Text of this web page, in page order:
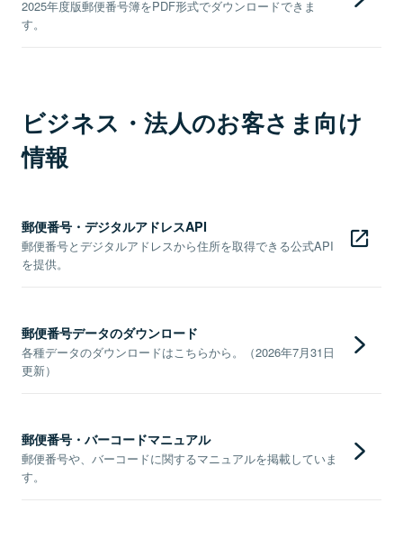
2025年度版郵便番号簿をPDF形式でダウンロードできま
す。
ビジネス・法人のお客さま向け
情報
郵便番号・デジタルアドレスAPI
郵便番号とデジタルアドレスから住所を取得できる公式API
を提供。
郵便番号データのダウンロード
各種データのダウンロードはこちらから。（2026年7月31日
更新）
郵便番号・バーコードマニュアル
郵便番号や、バーコードに関するマニュアルを掲載していま
す。